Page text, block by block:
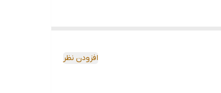
افزودن نظر